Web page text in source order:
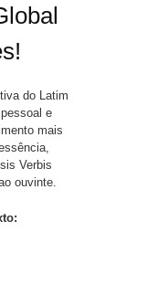
do Latim
e
mais
Verbis
ouvinte.